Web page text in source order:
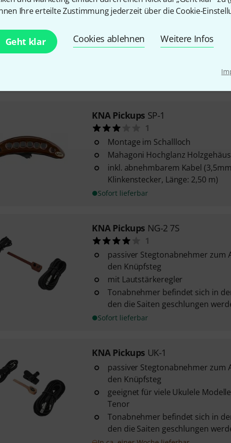
Ihre erteilte Zustimmung jederzeit über die Cookie-
Geht klar Cookies ablehnen Weitere Infos
2
passiver Stegtonabnehmer zum
mit Lautstärkeregler
KNA Pickups SP-1
1
Montage im Schallloch
Mahagoni Hochglanz
inkl. abnehmbarem Kabel
Klinkenstecker, Länge: 2,50 m)
Sofort lieferbar
KNA Pickups NG-2 7S
1
passiver Stegtonabnehmer zum
den Knüpfsteg
mit Lautstärkeregler
Tonabnehmer befindet sich in
den die Saiten geschlungen
Sofort lieferbar
KNA Pickups UK-1
passiver Stegtonabnehmer zum
den Knüpfsteg
geeignet für viele Ukulele
Tenor
Tonabnehmer befindet sich in
den die Saiten geschlungen